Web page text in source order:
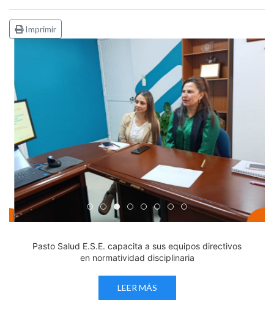
Imprimir
Edicto Emplazatorio a los Afiliados en el Régimen
Pasto Salud ESE lidera gestión institucional
Pasto Salud E.S.E. capacita a sus equipos
Último día para inscripciones en
Viceministro garantiza
Mil pesos que salvan vidas:
Cápsula 18-26 - Reporte
Cápsula 17-26 -
Pasto Salud E.S.E. capacita a sus equipos directivos
en normatividad disciplinaria
LEER MÁS